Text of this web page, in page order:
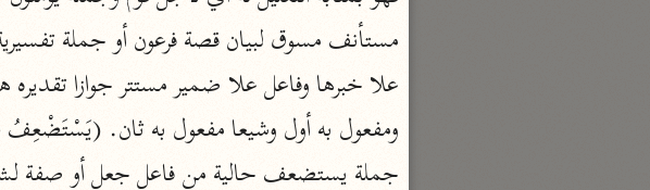
الهداية إلى بلوغ النهاية
مكي بن أبي طالب (٤٣٧ هـ)
نحو ٧ مجلدات
محاسن التأويل
القاسمي (١٣٣٢ هـ)